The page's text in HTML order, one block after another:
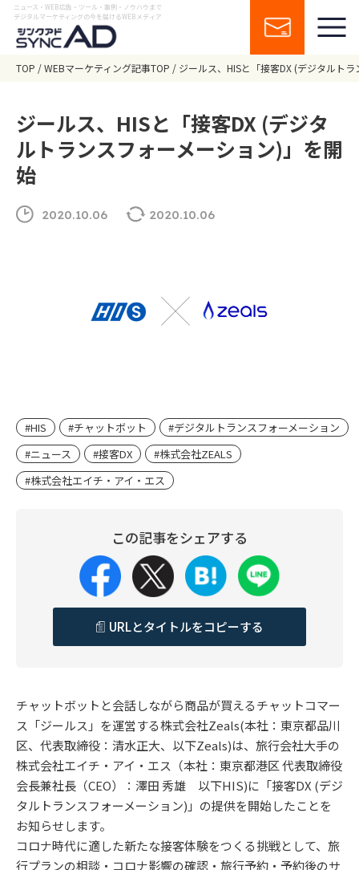
ニュース・WEB広告・ツール・事例・ノウハウまで
デジタルマーケティングの今を届けるWEBメディア
TOP WEBマーケティング記事TOP ジールス、HISと「接客DX (デジタルト
ジールス、HISと「接客DX (デジタ
ルトランスフォーメーション)」を開
始
2020.10.06 2020.10.06
#HIS #チャットボット
#デジタルトランスフォーメーション
#ニュース
#接客DX
#株式会社ZEALS
#株式会社エイチ・アイ・エス
この記事をシェアする
URLとタイトルをコピーする
チャットボットと会話しながら商品が買えるチャットコマー
ス「ジールス」を運営する株式会社Zeals(本社：東京都品川
区、代表取締役：清水正大、以下Zeals)は、旅行会社大手の
株式会社エイチ・アイ・エス（本社：東京都港区 代表取締役
会長兼社長（CEO）：澤田 秀雄 以下HIS)に「接客DX (デジ
タルトランスフォーメーション)」の提供を開始したことを
お知らせします。
コロナ時代に適した新たな接客体験をつくる挑戦として、旅
行プランの相談・コロナ影響の確認・旅行予約・予約後のサ